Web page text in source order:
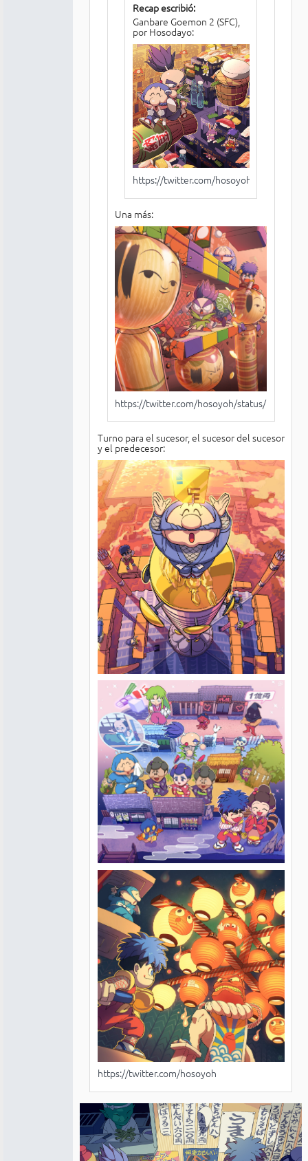
Recap escribió:
Ganbare Goemon 2 (SFC),
por Hosodayo:
https://twitter.com/hosoyoh/status/
Una más:
https://twitter.com/hosoyoh/status/
Turno para el sucesor, el sucesor del sucesor
y el predecesor:
https://twitter.com/hosoyoh